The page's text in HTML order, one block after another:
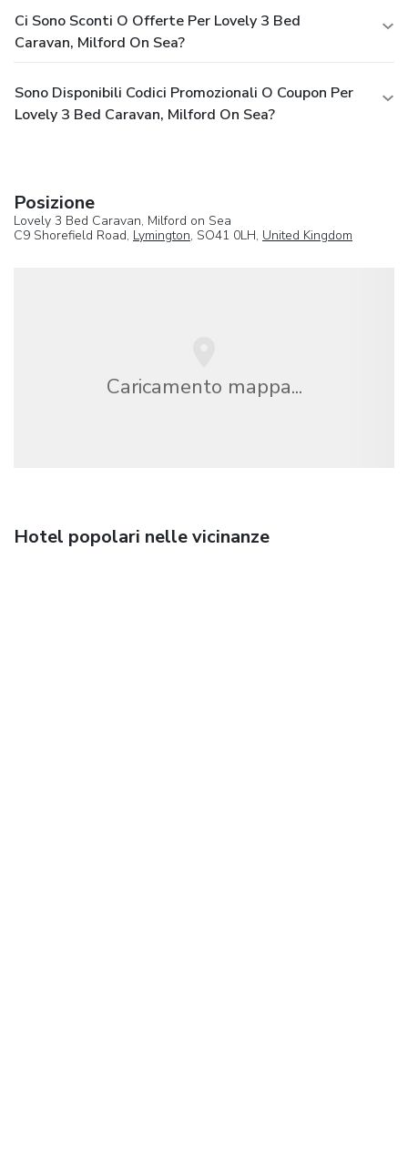
Ci Sono Sconti O Offerte Per Lovely 3 Bed
Caravan, Milford On Sea?
Sono Disponibili Codici Promozionali O Coupon Per
Lovely 3 Bed Caravan, Milford On Sea?
Posizione
Lovely 3 Bed Caravan, Milford on Sea
C9 Shorefield Road, Lymington, SO41 0LH, United Kingdom
Caricamento mappa...
Hotel popolari nelle vicinanze